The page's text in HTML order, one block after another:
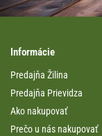
Informácie
Predajňa Žilina
Predajňa Prievidza
Ako nakupovať
Prečo u nás nakupovať